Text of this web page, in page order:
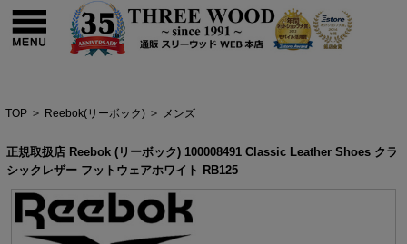
TOP > Reebok(リーボック) > メンズ
正規取扱店 Reebok (リーボック) 100008491 Classic Leather Shoes クラ
シックレザー フットウェアホワイト RB125